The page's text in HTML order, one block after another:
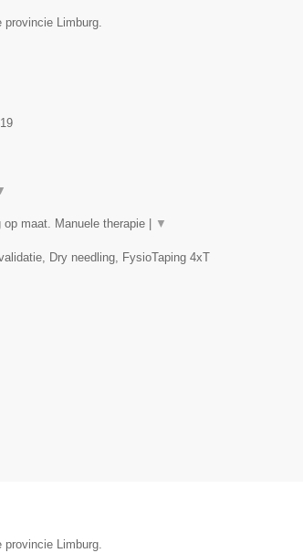
provincie Limburg.
maat. Manuele therapie | ▼
Dry needling, FysioTaping 4xT
provincie Limburg.